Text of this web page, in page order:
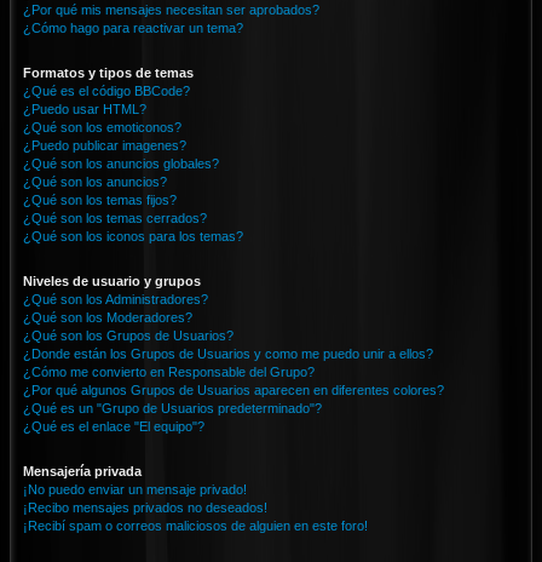
¿Por qué mis mensajes necesitan ser aprobados?
¿Cómo hago para reactivar un tema?
Formatos y tipos de temas
¿Qué es el código BBCode?
¿Puedo usar HTML?
¿Qué son los emoticonos?
¿Puedo publicar imagenes?
¿Qué son los anuncios globales?
¿Qué son los anuncios?
¿Qué son los temas fijos?
¿Qué son los temas cerrados?
¿Qué son los iconos para los temas?
Niveles de usuario y grupos
¿Qué son los Administradores?
¿Qué son los Moderadores?
¿Qué son los Grupos de Usuarios?
¿Donde están los Grupos de Usuarios y como me puedo unir a ellos?
¿Cómo me convierto en Responsable del Grupo?
¿Por qué algunos Grupos de Usuarios aparecen en diferentes colores?
¿Qué es un "Grupo de Usuarios predeterminado"?
¿Qué es el enlace "El equipo"?
Mensajería privada
¡No puedo enviar un mensaje privado!
¡Recibo mensajes privados no deseados!
¡Recibí spam o correos maliciosos de alguien en este foro!